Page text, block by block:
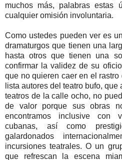
muchos más, palabras estas
cualquier omisión involuntaria.
Como ustedes pueden ver es
dramaturgos que tienen una
hasta otros que tienen una
confirmar la validez de su
que no quieren caer en el
lista autores del teatro bufo,
teatros de la calle ocho, no
de valor porque sus obras
encontramos inclusive con
cubanas, así como
galardonados
incursiones teatrales. O un
que refrescan la escena